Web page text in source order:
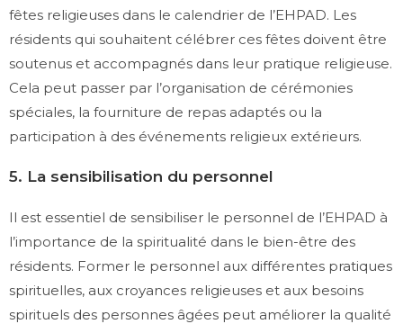
fêtes religieuses dans le calendrier de l’EHPAD. Les
résidents qui souhaitent célébrer ces fêtes doivent être
soutenus et accompagnés dans leur pratique religieuse.
Cela peut passer par l’organisation de cérémonies
spéciales, la fourniture de repas adaptés ou la
participation à des événements religieux extérieurs.
5. La sensibilisation du personnel
Il est essentiel de sensibiliser le personnel de l’EHPAD à
l’importance de la spiritualité dans le bien-être des
résidents. Former le personnel aux différentes pratiques
spirituelles, aux croyances religieuses et aux besoins
spirituels des personnes âgées peut améliorer la qualité